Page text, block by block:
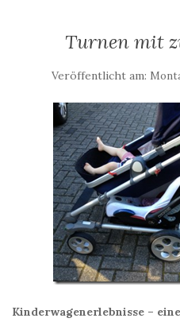
Turnen mit
Veröffentlicht am:
Kinderwagenerlebnisse –